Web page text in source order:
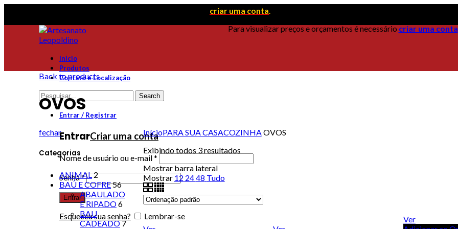
criar uma conta.
Para visualizar preços e orçamentos é necessáriocriar uma conta
Inicio
Produtos
Contato e Localização
Search
Entrar / Registrar
EntrarCriar uma conta
Nome de usuário ou e-mail*
Senha*
Entrar
Esqueceu sua senha? Lembrar-se
Back to products
OVOS
InícioPARA SUA CASACOZINHAOVOS
Exibindo todos 3 resultados
Mostrar barra lateral
Mostrar 12 2448 Tudo
Ver
fechar
Categorias
ANIMAL2
BAÚ E COFRE56
ABAULADO
E RIPADO6
BAU
CADEADO7